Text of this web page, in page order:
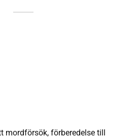
mordförsök, förberedelse till